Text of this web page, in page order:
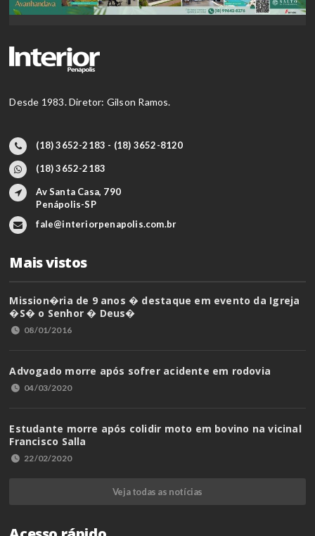
Desde 1983. Diretor: Gilson Ramos.
(18) 3652-2183 - (18) 3652-8120
(18) 3652-2183
Av Santa Casa, 790
Penápolis-SP
fale@interiorpenapolis.com.br
Mais vistos
Mission�ria de 9 anos � destaque em evento da Igreja
�S� o Senhor � Deus�
08/01/2016
Advogado morre após sofrer acidente em rodovia
04/03/2020
Estudante morre após colidir moto em bovino na vicinal
Francisco Salla
22/02/2020
Veja todas as notícias